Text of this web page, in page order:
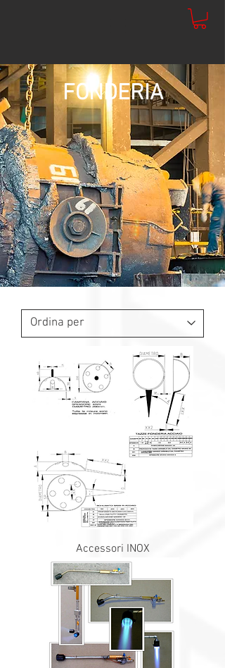
FONDERIA
Accessori INOX